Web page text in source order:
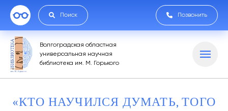
Поиск Позвонить
Волгоградская областная
универсальная научная
библиотека им. М. Горького
«КТО НАУЧИЛСЯ ДУМАТЬ, ТОГО